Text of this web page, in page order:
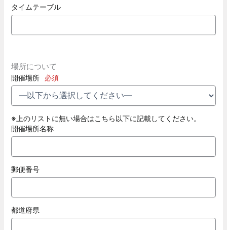
タイムテーブル
場所について
開催場所 必須
※上のリストに無い場合はこちら以下に記載してください。
開催場所名称
郵便番号
都道府県